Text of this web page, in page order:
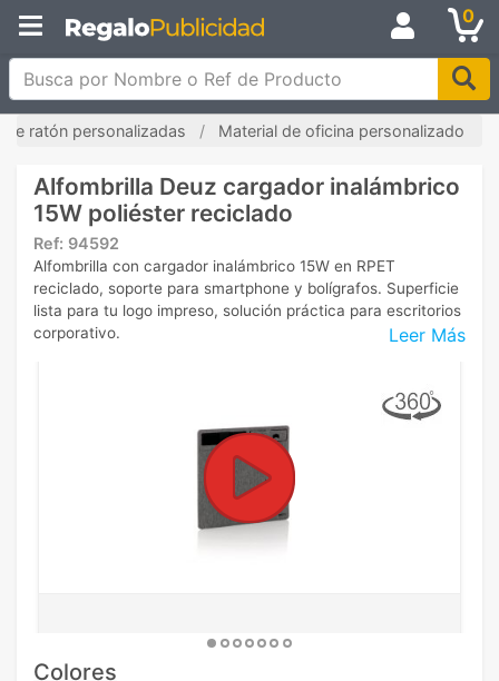
0
Busca por Nombre o Ref de Producto
ratón personalizadas Material de oficina personalizado
Alfombrilla Deuz cargador inalámbrico
15W poliéster reciclado
Ref: 94592
Leer Más
Alfombrilla con cargador inalámbrico 15W en RPET
reciclado, soporte para smartphone y bolígrafos. Superficie
lista para tu logo impreso, solución práctica para escritorios
corporativo.
Colores